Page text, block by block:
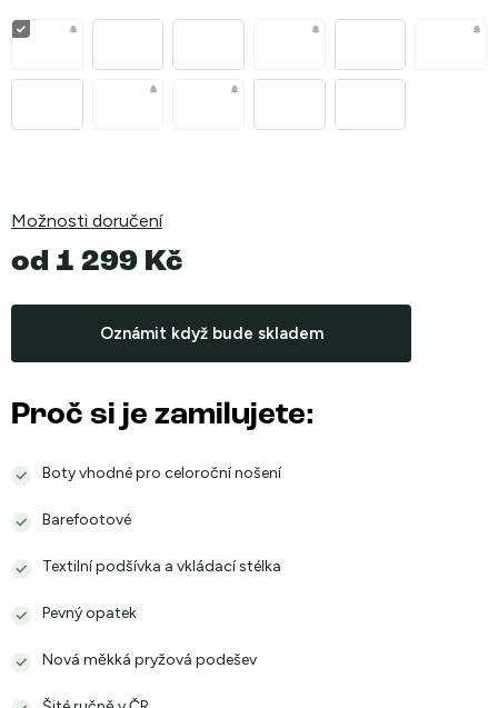
Možnosti doručení
od 1 299 Kč
cena:
Oznámit když bude skladem
Proč si je zamilujete:
Boty vhodné pro celoroční nošení
Barefootové
Textilní podšívka a vkládací stélka
Pevný opatek
Nová měkká pryžová podešev